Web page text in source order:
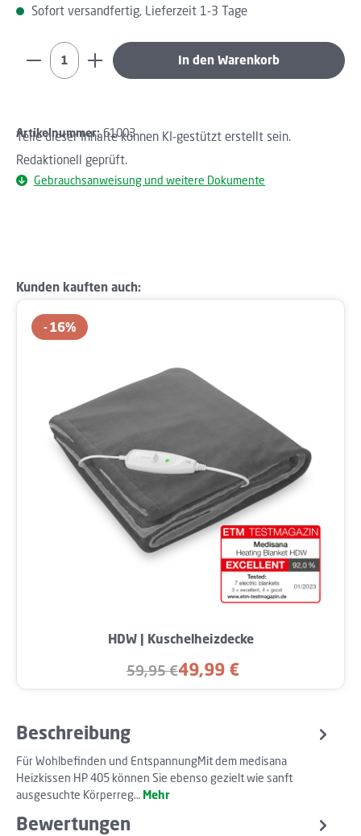
Sofort versandfertig, Lieferzeit 1-3 Tage
Produkt Anzahl: Gib den gewünschten Wert ein
In den Warenkorb
Artikelnummer:61003
Teile dieser Inhalte können KI-gestützt erstellt sein.
Redaktionell geprüft.
Gebrauchsanweisung und weitere Dokumente
Produktgalerie überspringen
Kunden kauften auch:
16%
HDW | Kuschelheizdecke
Verkaufspreis:
49,99 €
Regulärer Preis:
59,95 €
Beschreibung
Für Wohlbefinden und EntspannungMit dem medisana
Heizkissen HP 405 können Sie ebenso gezielt wie sanft
ausgesuchte Körperreg… Mehr
Bewertungen